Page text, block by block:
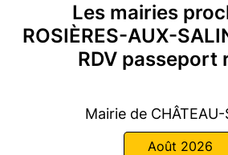
Les mairies
ROSIÈRES-AUX-
RDV passeport
Mairie de CHÂTEAU-
Août 2026